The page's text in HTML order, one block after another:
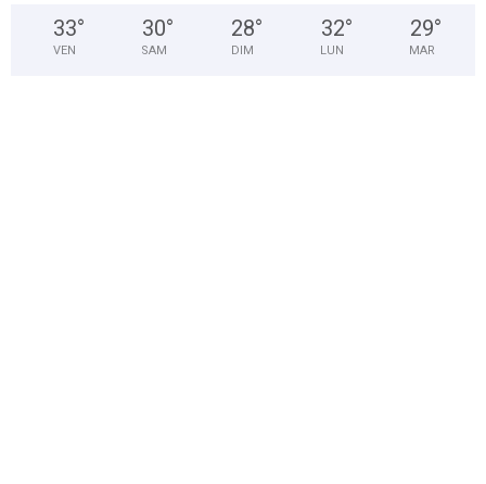
33°
VEN
30°
SAM
28°
DIM
32°
LUN
29°
MAR